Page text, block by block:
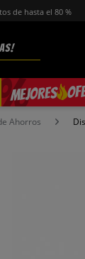
de hasta el 80 %
MEJORES
Ahorros